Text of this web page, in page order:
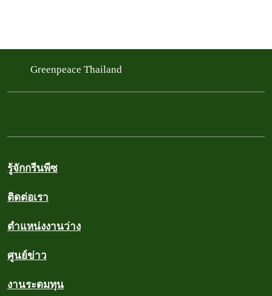
Greenpeace Thailand
รู้จักกรีนพีซ
ติดต่อเรา
ตำแหน่งงานว่าง
ศูนย์ข่าว
งานระดมทุน